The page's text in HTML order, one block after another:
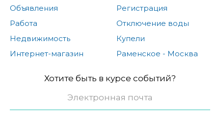
Объявления
Работа
Недвижимость
Интернет-магазин
Регистрация
Отключение воды
Купели
Раменское - Москва
Хотите быть в курсе событий?